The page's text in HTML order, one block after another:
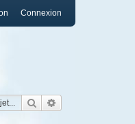
Connexion
Rechercher